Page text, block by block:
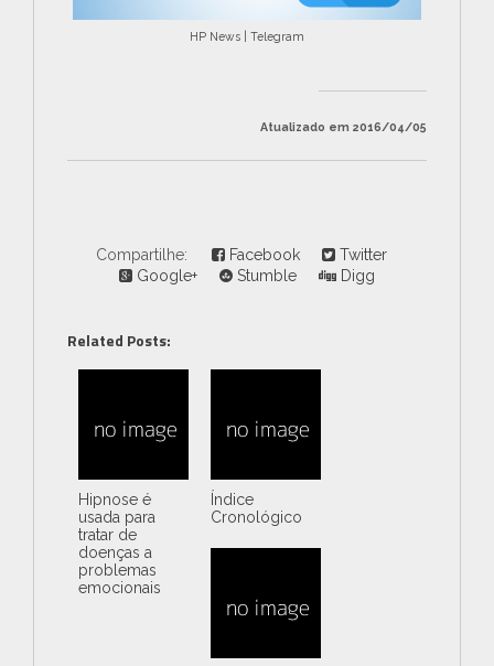
HP News | Telegram
Atualizado em 2016/04/05
Compartilhe: Facebook
Twitter
Google+
Stumble Digg
Related Posts:
Hipnose é
usada para
tratar de
doenças a
problemas
emocionais
Índice
Cronológico